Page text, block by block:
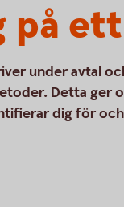
under avtal
Detta ger
dig för